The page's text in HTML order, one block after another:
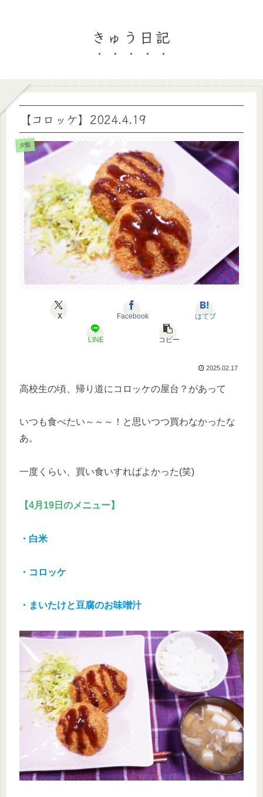
きゅう日記
【コロッケ】2024.4.19
夕飯
X Facebook はてブ
LINE コピー
2025.02.17
高校生の頃、帰り道にコロッケの屋台？があって
いつも食べたい～～～！と思いつつ買わなかったな
あ。
一度くらい、買い食いすればよかった(笑)
【4月19日のメニュー】
・白米
・コロッケ
・まいたけと豆腐のお味噌汁